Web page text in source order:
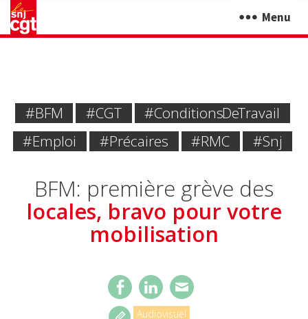
Menu
#BFM #CGT
#Conditions De Travail
#emploi
#Précaires #RMC #snj
BFM: première grève des
locales, bravo pour votre
mobilisation
Audiovisuel